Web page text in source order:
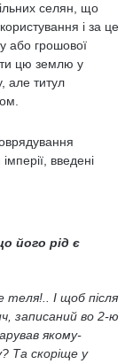
селян, що
і за це
або грошової
цю землю у
але титул
введені
його рід є
І щоб після
записаний во 2-ю
якому-
Та скоріще у